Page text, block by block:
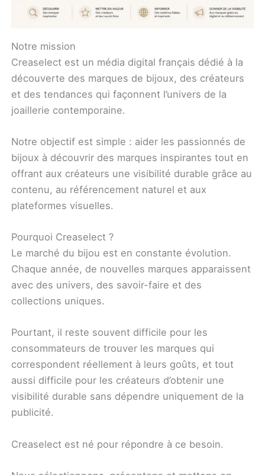
Notre mission
Creaselect est un média digital français dédié à la
découverte des marques de bijoux, des créateurs
et des tendances qui façonnent l’univers de la
joaillerie contemporaine.
Notre objectif est simple : aider les passionnés de
bijoux à découvrir des marques inspirantes tout en
offrant aux créateurs une visibilité durable grâce au
contenu, au référencement naturel et aux
plateformes visuelles.
Pourquoi Creaselect ?
Le marché du bijou est en constante évolution.
Chaque année, de nouvelles marques apparaissent
avec des univers, des savoir-faire et des
collections uniques.
Pourtant, il reste souvent difficile pour les
consommateurs de trouver les marques qui
correspondent réellement à leurs goûts, et tout
aussi difficile pour les créateurs d’obtenir une
visibilité durable sans dépendre uniquement de la
publicité.
Creaselect est né pour répondre à ce besoin.